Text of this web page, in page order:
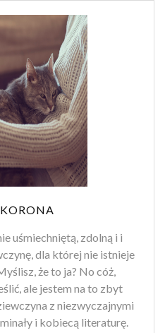
uśmiechniętą, zdolną i i
dla której nie istnieje
że to ja? No cóż,
ale jestem na to zbyt
z niezwyczajnymi
i kobiecą literaturę.